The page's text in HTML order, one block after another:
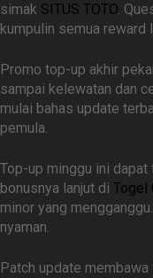
simak SITUS TOTO.
kumpulin semua reward
Promo top-up akhir
sampai kelewatan dan
mulai bahas update
pemula.
Top-up minggu ini dapat
bonusnya lanjut di Togel
minor yang
nyaman.
Patch update